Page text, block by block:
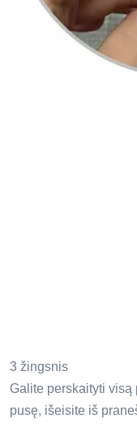
3 žingsnis
Galite perskaityti
pusę, išeisite iš